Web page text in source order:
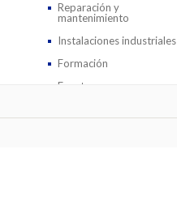
Reparación y
mantenimiento
Instalaciones industriales
Formación
Eventos